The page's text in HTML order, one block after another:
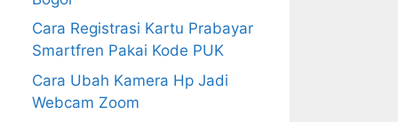
Cara Registrasi Kartu Prabayar
Smartfren Pakai Kode PUK
Cara Ubah Kamera Hp Jadi
Webcam Zoom